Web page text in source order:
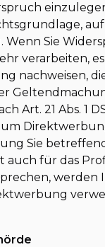
Sie
verarbeiten,
nachweisen,
Art. 21 Abs. 1
Sie
für das
werden